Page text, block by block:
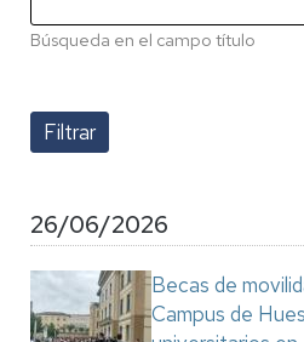
Búsqueda en el campo título
26/06/2026
Becas de
Campus de